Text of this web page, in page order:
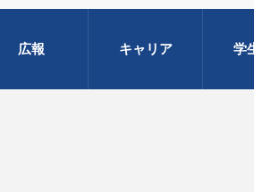
広報 キャリア 学